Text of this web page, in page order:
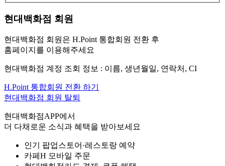
현대백화점 회원
현대백화점 회원은 H.Point 통합회원 전환 후
홈페이지를 이용해주세요
현대백화점 계정 조회 정보 : 이름, 생년월일, 연락처, CI
H.Point 통합회원 전환 하기
현대백화점 회원 탈퇴
현대백화점APP에서
더 다채로운 소식과 혜택을 받아보세요
인기 팝업스토어·레스토랑 예약
카페H 모바일 주문